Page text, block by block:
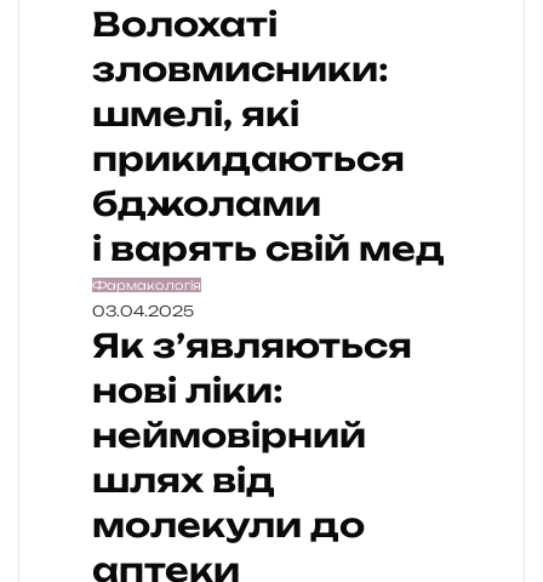
Волохаті
зловмисники:
шмелі, які
прикидаються
бджолами
і варять свій мед
Фармакологія
03.04.2025
Як з’являються
нові ліки:
неймовірний
шлях від
молекули до
аптеки